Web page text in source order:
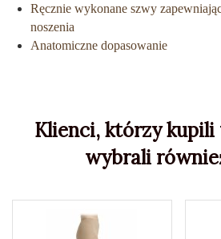
Ręcznie wykonane szwy
noszenia
Anatomiczne dopasowanie
Klienci, którzy
wybrali